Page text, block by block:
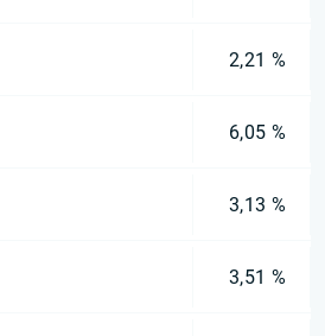
2,21 %
6,05 %
3,13 %
3,51 %